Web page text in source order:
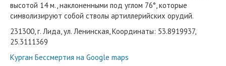
высотой 14 м., наклоненными под углом 76°, которые
символизируют собой стволы артиллерийских орудий.
231300, г. Лида, ул. Ленинская, Координаты: 53.8919937,
25.3111369
Курган Бессмертия на Google maps